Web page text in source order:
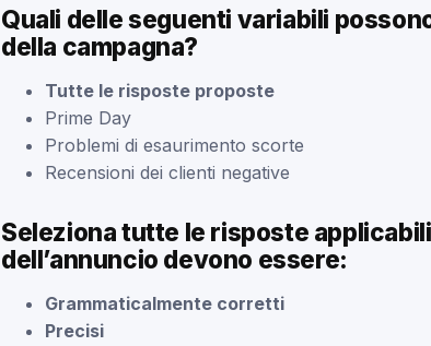
Quali delle seguenti variabili
della campagna?
Tutte le risposte proposte
Prime Day
Problemi di esaurimento scorte
Recensioni dei clienti negative
Seleziona tutte le risposte
dell’annuncio devono essere:
Grammaticalmente corretti
Precisi